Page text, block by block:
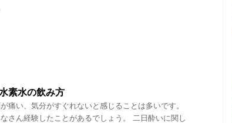
素水の飲み方
痛い、気分がすぐれないと感じることは多いです。
さん経験したことがあるでしょう。 二日酔いに関し